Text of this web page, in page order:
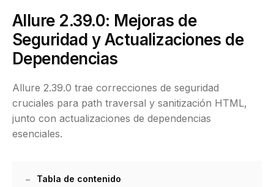
Allure 2.39.0: Mejoras de
Seguridad y Actualizaciones de
Dependencias
Allure 2.39.0 trae correcciones de seguridad
cruciales para path traversal y sanitización HTML,
junto con actualizaciones de dependencias
esenciales.
Tabla de contenido